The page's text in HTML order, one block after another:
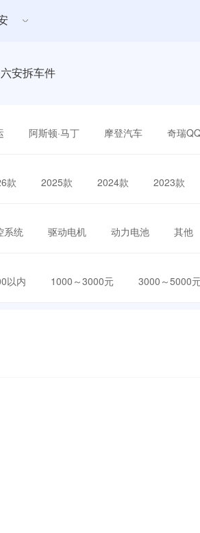
六安拆车件
阿斯顿·马丁 摩登汽车 奇瑞
款 2025款 2024款 2023款
系统 驱动电机 动力电池 其他
以内 1000～3000元 3000～5000